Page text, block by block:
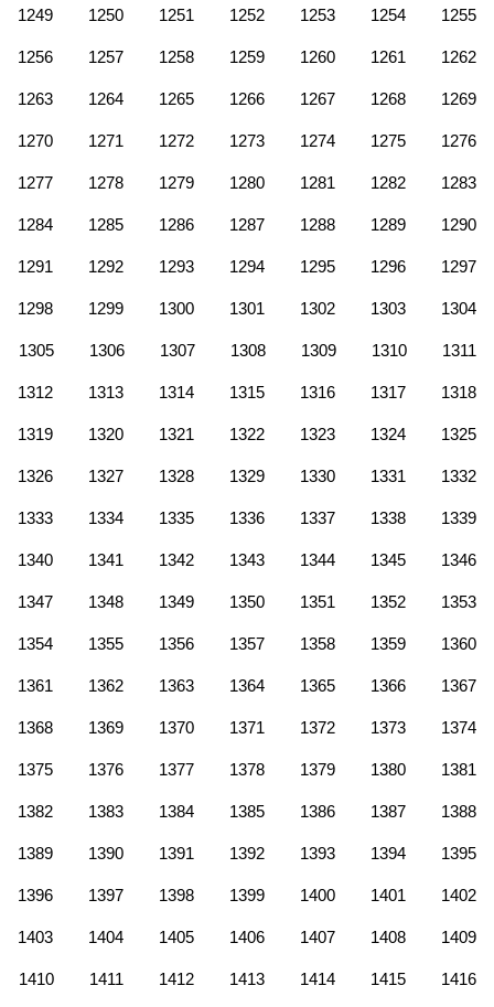
1249 1250 1251 1252 1253 1254 1255
1256 1257 1258 1259 1260 1261 1262
1263 1264 1265 1266 1267 1268 1269
1270 1271 1272 1273 1274 1275 1276
1277 1278 1279 1280 1281 1282 1283
1284 1285 1286 1287 1288 1289 1290
1291 1292 1293 1294 1295 1296 1297
1298 1299 1300 1301 1302 1303 1304
1305 1306 1307 1308 1309 1310 1311
1312 1313 1314 1315 1316 1317 1318
1319 1320 1321 1322 1323 1324 1325
1326 1327 1328 1329 1330 1331 1332
1333 1334 1335 1336 1337 1338 1339
1340 1341 1342 1343 1344 1345 1346
1347 1348 1349 1350 1351 1352 1353
1354 1355 1356 1357 1358 1359 1360
1361 1362 1363 1364 1365 1366 1367
1368 1369 1370 1371 1372 1373 1374
1375 1376 1377 1378 1379 1380 1381
1382 1383 1384 1385 1386 1387 1388
1389 1390 1391 1392 1393 1394 1395
1396 1397 1398 1399 1400 1401 1402
1403 1404 1405 1406 1407 1408 1409
1410 1411 1412 1413 1414 1415 1416